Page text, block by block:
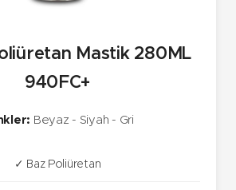
Mastik 280ML
940FC+
Beyaz - Siyah - Gri
✓ Baz Poliüretan